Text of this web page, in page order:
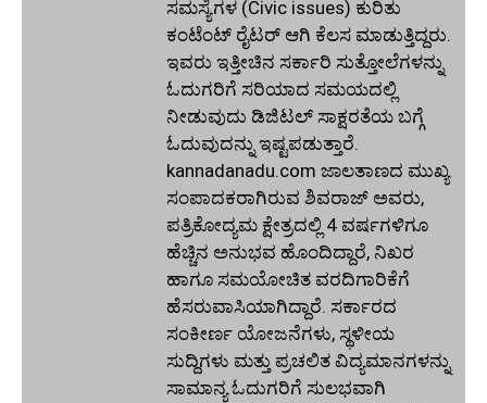
ಸಮಸ್ಯೆಗಳ (Civic issues) ಕುರಿತು
ಕಂಟೆಂಟ್ ರೈಟರ್ ಆಗಿ ಕೆಲಸ ಮಾಡುತ್ತಿದ್ದರು.
ಇವರು ಇತ್ತೀಚಿನ ಸರ್ಕಾರಿ ಸುತ್ತೋಲೆಗಳನ್ನು
ಓದುಗರಿಗೆ ಸರಿಯಾದ ಸಮಯದಲ್ಲಿ
ನೀಡುವುದು ಡಿಜಿಟಲ್ ಸಾಕ್ಷರತೆಯ ಬಗ್ಗೆ
ಓದುವುದನ್ನು ಇಷ್ಟಪಡುತ್ತಾರೆ.
kannadanadu.com ಜಾಲತಾಣದ ಮುಖ್ಯ
ಸಂಪಾದಕರಾಗಿರುವ ಶಿವರಾಜ್ ಅವರು,
ಪತ್ರಿಕೋದ್ಯಮ ಕ್ಷೇತ್ರದಲ್ಲಿ 4 ವರ್ಷಗಳಿಗೂ
ಹೆಚ್ಚಿನ ಅನುಭವ ಹೊಂದಿದ್ದಾರೆ, ನಿಖರ
ಹಾಗೂ ಸಮಯೋಚಿತ ವರದಿಗಾರಿಕೆಗೆ
ಹೆಸರುವಾಸಿಯಾಗಿದ್ದಾರೆ. ಸರ್ಕಾರದ
ಸಂಕೀರ್ಣ ಯೋಜನೆಗಳು, ಸ್ಥಳೀಯ
ಸುದ್ದಿಗಳು ಮತ್ತು ಪ್ರಚಲಿತ ವಿದ್ಯಮಾನಗಳನ್ನು
ಸಾಮಾನ್ಯ ಓದುಗರಿಗೆ ಸುಲಭವಾಗಿ